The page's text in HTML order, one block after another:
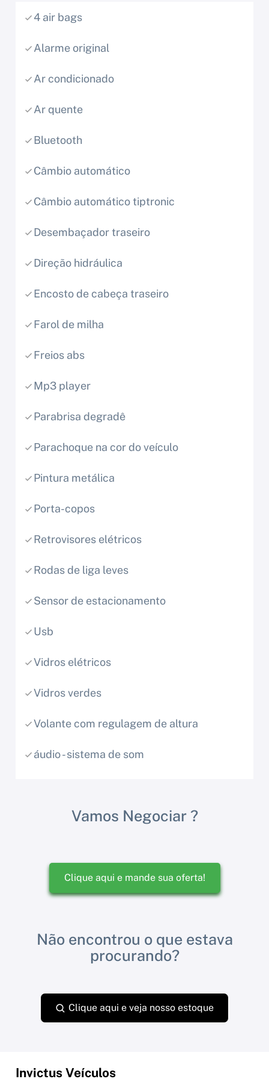
4 air bags
Alarme original
Ar condicionado
Ar quente
Bluetooth
Câmbio automático
Câmbio automático tiptronic
Desembaçador traseiro
Direção hidráulica
Encosto de cabeça traseiro
Farol de milha
Freios abs
Mp3 player
Parabrisa degradê
Parachoque na cor do veículo
Pintura metálica
Porta-copos
Retrovisores elétricos
Rodas de liga leves
Sensor de estacionamento
Usb
Vidros elétricos
Vidros verdes
Volante com regulagem de altura
áudio - sistema de som
Vamos Negociar ?
Clique aqui e mande sua oferta!
Não encontrou o que estava
procurando?
Clique aqui e veja nosso estoque
Invictus Veículos